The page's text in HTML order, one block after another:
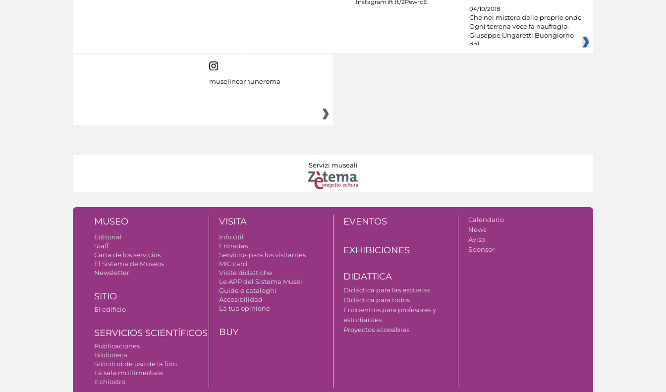
04/10/2018
Che nel mistero delle proprie onde
Ogni terrena voce fa naufragio. -
Giuseppe Ungaretti Buongiorno
dal
museiincomuneroma
Servizi museali
MUSEO
Editorial
Staff
Carta de los servicios
El Sistema de Museos
Newsletter
SITIO
El edificio
SERVICIOS SCIENTÍFICOS
Publicaciones
Biblioteca
Solicitud de uso de la foto
La sala multimediale
Il chiostro
VISITA
Info útil
Entradas
Servicios para los visitantes
MIC card
Visite didattiche
Le APP del Sistema Musei
Guide e cataloghi
Accesibilidad
La tua opinione
BUY
EVENTOS
EXHIBICIONES
DIDATTICA
Didáctica para las escuelas
Didáctica para todos
Encuentros para profesores y
estudiantes
Proyectos accesibles
Calendario
News
Aviso
Sponsor